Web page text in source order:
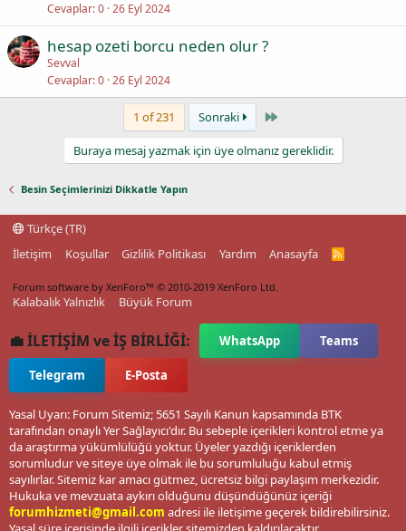
Cevaplar 0 26 Eyl 2024
hesap ozeti borcu neden olur ?
Sevval
Cevaplar 0 26 Eyl 2024
1 of 231 Sonraki Last
Buraya mesaj yazmak için üye olmanız gereklidir.
Besin Seçimlerinizi Dikkatle Yapın
Türkçe (TR)
İletişim
Koşullar Gizlilik Politikası Yardım Anasayfa
R
Forum software by XenForo™ © 2010-2019 XenForo Ltd.
Kalabalık Yalnızlık Büyük Forum
💼 İLETİŞİM ve İŞ BİRLİĞİ: WhatsApp Teams
Telegram E-Posta
Yasal Uyarı: Forum Sitemiz; 5651 Sayılı Kanun kapsamında BTK
tarafından onaylı Yer Sağlayıcı'dır. Bu sebeple içerikleri kontrol etme ya
da araştırma yükümlülüğü yoktur. Üyeler yazdığı içeriklerden
sorumludur ve siteye üye olmak ile bu sorumluluğu kabul etmiş
sayılırlar. Sitemiz kar amacı gütmez, ücretsiz bilgi paylaşım merkezidir.
Hukuka ve mevzuata aykırı olduğunu düşündüğünüz içeriği
forumhizmeti@gmail.com adresi ile iletişime geçerek bildirebilirsiniz.